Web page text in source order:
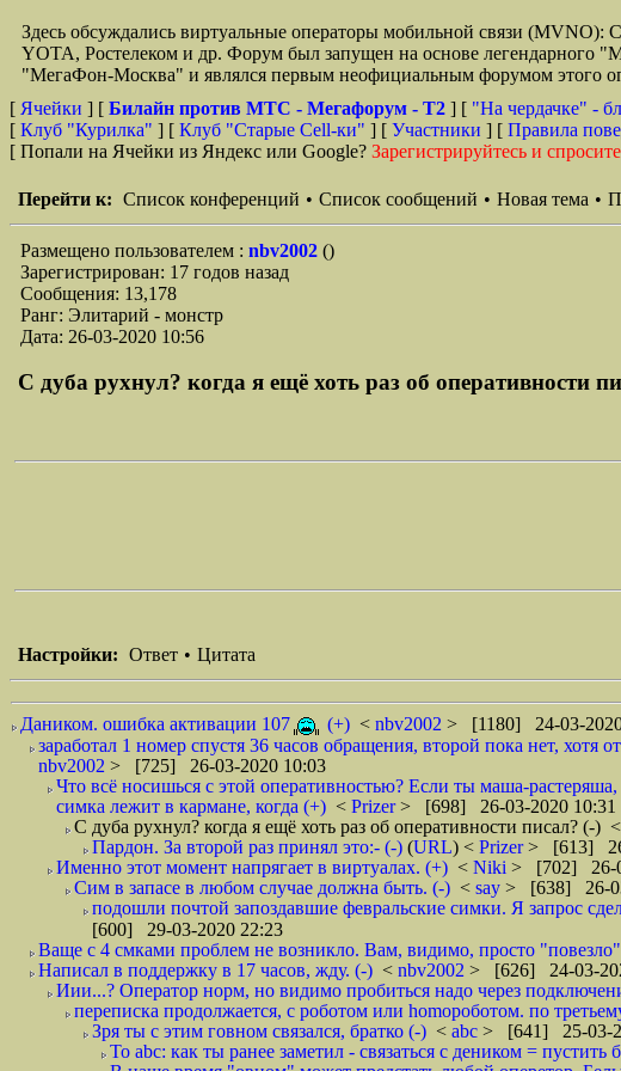
Здесь обсуждались виртуальные операторы мобильной связи
YOTA, Ростелеком и др. Форум был запущен на основе легендарного
"МегаФон-Москва" и являлся первым неофициальным форумом этого
[ Ячейки ] [ Билайн против МТС - Мегафорум - T2 ] [ "На чердачке" -
[ Клуб "Курилка" ] [ Клуб "Старые Сell-ки" ] [ Участники ] [ Правила
[ Попали на Ячейки из Яндекс или Google? Зарегистрируйтесь и
Перейти к: Список конференций • Список сообщений • Новая тема •
Размещено пользователем : nbv2002 ()
Зарегистрирован: 17 годов назад
Сообщения: 13,178
Ранг: Элитарий - монстр
Дата: 26-03-2020 10:56
С дуба рухнул? когда я ещё хоть раз об оперативности
Настройки: Ответ • Цитата
Даником. ошибка активации 107 (+) < nbv2002 > [1180] 24-03-
заработал 1 номер спустя 36 часов обращения, второй пока нет,
nbv2002 > [725] 26-03-2020 10:03
Что всё носишься с этой оперативностью? Если ты маша-
симка лежит в кармане, когда (+) < Prizer> [698] 26-03-2020 10:31
С дуба рухнул? когда я ещё хоть раз об оперативности писал? (-) <
Пардон. За второй раз принял это:- (-) (URL) < Prizer> [613]
Именно этот момент напрягает в виртуалах. (+) < Niki > [702] 26-
Сим в запасе в любом случае должна быть. (-) < say > [638] 26-
подошли почтой запоздавшие февральские симки. Я запрос
[600] 29-03-2020 22:23
Ваще с 4 смками проблем не возникло. Вам, видимо, просто
Написал в поддержку в 17 часов, жду. (-) < nbv2002 > [626] 24-03-
Иии...? Оператор норм, но видимо пробиться надо через
переписка продолжается, с роботом или homoроботом. по
Зря ты с этим говном связался, братко (-) < abc > [641] 25-03-
To abc: как ты ранее заметил - связаться с деником =